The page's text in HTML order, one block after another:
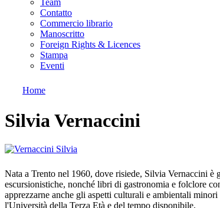
Team
Contatto
Commercio librario
Manoscritto
Foreign Rights & Licences
Stampa
Eventi
Home
Silvia Vernaccini
Nata a Trento nel 1960, dove risiede, Silvia Vernaccini
escursionistiche, nonché libri di gastronomia e folclore
apprezzarne anche gli aspetti culturali e ambientali
l'Università della Terza Età e del tempo disponibile.